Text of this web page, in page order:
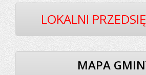
LOKALNI
MAPA